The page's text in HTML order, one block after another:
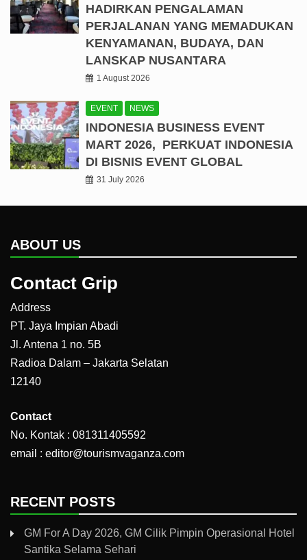
HADIRKAN PENGALAMAN
PERJALANAN YANG MEMADUKAN
KENYAMANAN, BUDAYA, DAN
LANSKAP NUSANTARA
1 August 2026
EVENT NEWS
INDONESIA BUSINESS EVENT
MART 2026, PERKUAT INDONESIA
DI BISNIS EVENT GLOBAL
31 July 2026
ABOUT US
Contact Grip
Address
PT. Jaya Impian Abadi
Jl. Antena 1 no. 5B
Radioa Dalam – Jakarta Selatan
12140
Contact
No. Kontak : 081311405592
email : editor@tourismvaganza.com
RECENT POSTS
GM For A Day 2026, GM Cilik Pimpin Operasional Hotel
Santika Selama Sehari